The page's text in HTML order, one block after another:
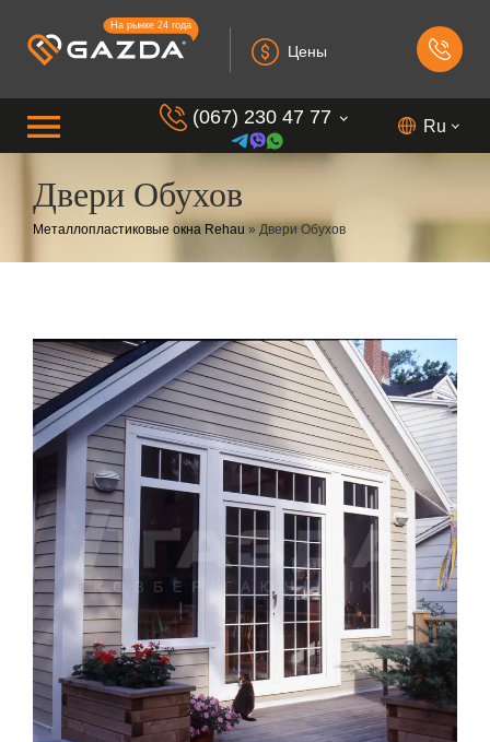
На рынке 24 года
Цены
(067) 230 47 77
(099) 230 73 37
(050) 230 7 337
Ru
Двери Обухов
Металлопластиковые окна Rehau » Двери Обухов